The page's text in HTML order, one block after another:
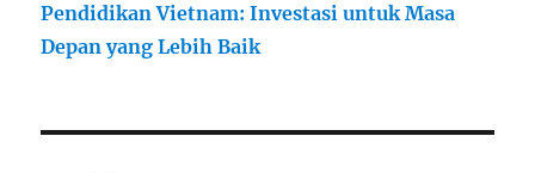
Pendidikan Vietnam: Investasi untuk Masa
Depan yang Lebih Baik